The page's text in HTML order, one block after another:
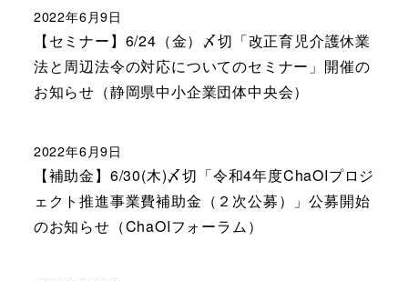
【セミナー】6/24（金）〆切「改正育児介護休業
法と周辺法令の対応についてのセミナー」開催の
お知らせ（静岡県中小企業団体中央会）
2022年6月9日
【補助金】6/30(木)〆切「令和4年度ChaOIプロジ
ェクト推進事業費補助金（２次公募）」公募開始
のお知らせ（ChaOIフォーラム）
2022年6月9日